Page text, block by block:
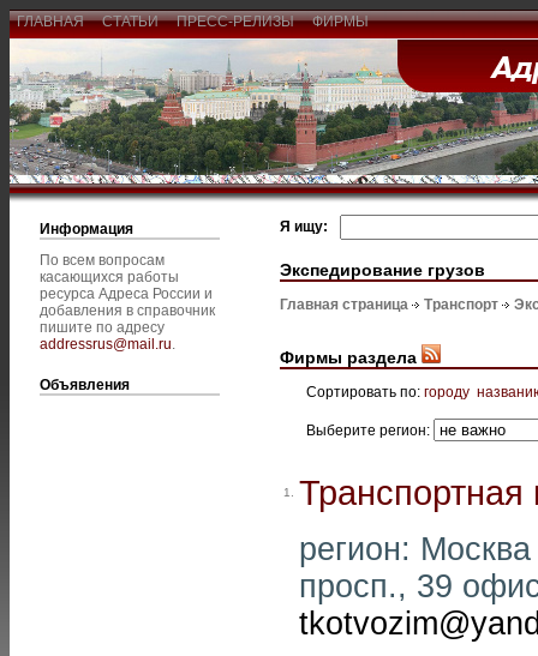
ГЛАВНАЯ СТАТЬИ ПРЕСС-РЕЛИЗЫ ФИРМЫ
Информация
По всем вопросам
касающихся работы
ресурса Адреса России и
добавления в справочник
пишите по адресу
addressrus@mail.ru.
Объявления
Я ищу:
Экспедирование грузов
Главная страница Транспорт
Фирмы раздела
Сортировать по: городу
Выберите регион:
1.
регион:
просп., 39